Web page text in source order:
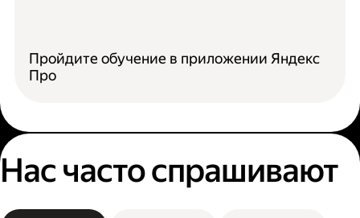
Пройдите обучение в приложении Яндекс
Про
Нас часто спрашивают